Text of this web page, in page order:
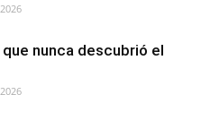
nunca descubrió el